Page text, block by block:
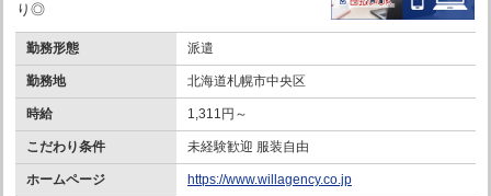
り◎
勤務形態 派遣
勤務地 北海道札幌市中央区
時給 1,311円～
こだわり条件 未経験歓迎 服装自由
ホームページ https://www.willagency.co.jp